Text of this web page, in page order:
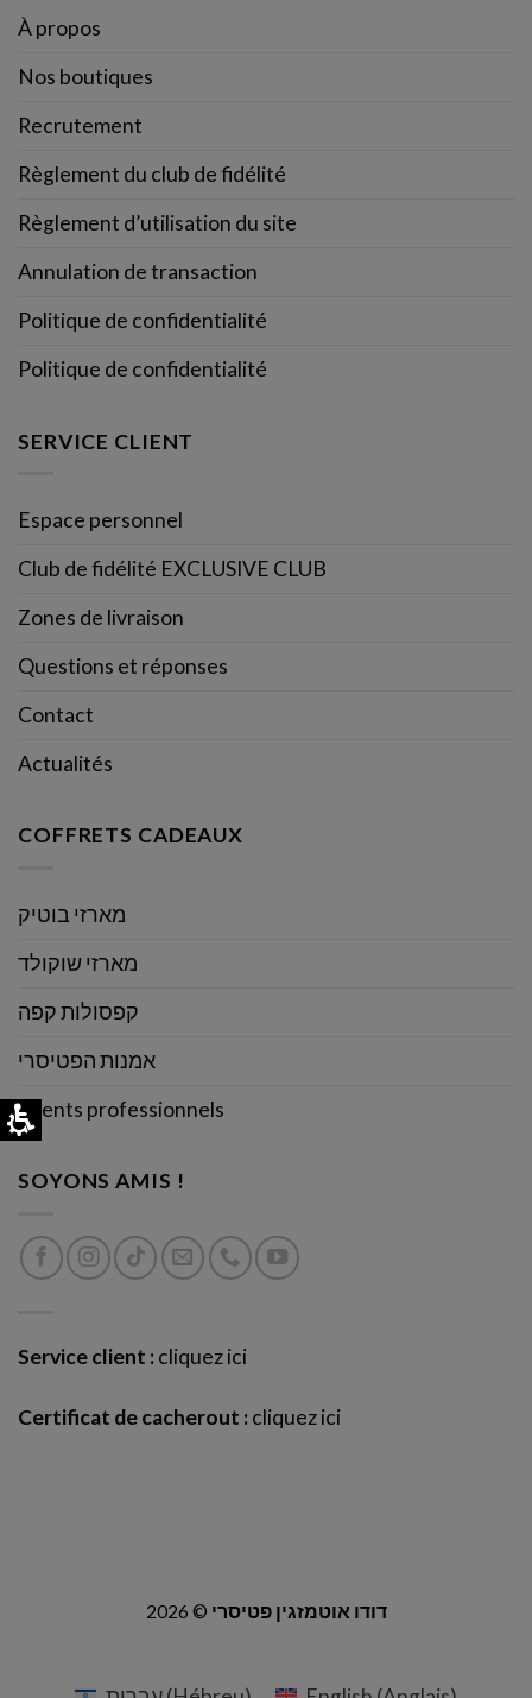
À propos
Nos boutiques
Recrutement
Règlement du club de fidélité
Règlement d’utilisation du site
Annulation de transaction
Politique de confidentialité
Politique de confidentialité
SERVICE CLIENT
Espace personnel
Club de fidélité EXCLUSIVE CLUB
Zones de livraison
Questions et réponses
Contact
Actualités
COFFRETS CADEAUX
מארזי בוטיק
מארזי שוקולד
קפסולות קפה
אמנות הפטיסרי
Clients professionnels
SOYONS AMIS !
Service client :cliquez ici
Certificat de cacherout :cliquez ici
2026 © דודו אוטמזגין פטיסרי